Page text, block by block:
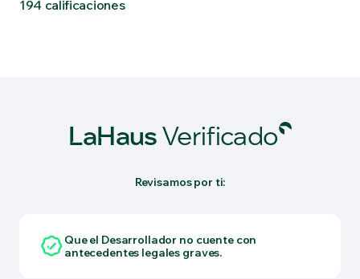
194 calificaciones
LaHausVerificado
Revisamos por ti:
Que el Desarrollador no cuente con
antecedentes legales graves.